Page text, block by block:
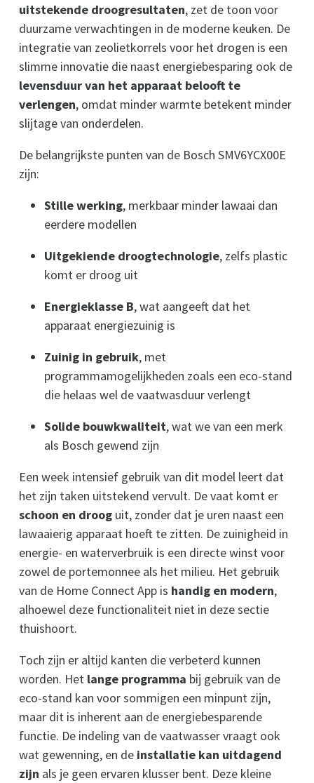
uitstekende droogresultaten, zet de toon voor
duurzame verwachtingen in de moderne keuken. De
integratie van zeolietkorrels voor het drogen is een
slimme innovatie die naast energiebesparing ook de
levensduur van het apparaat belooft te
verlengen, omdat minder warmte betekent minder
slijtage van onderdelen.
De belangrijkste punten van de Bosch SMV6YCX00E
zijn:
Stille werking, merkbaar minder lawaai dan
eerdere modellen
Uitgekiende droogtechnologie, zelfs plastic
komt er droog uit
Energieklasse B, wat aangeeft dat het
apparaat energiezuinig is
Zuinig in gebruik, met
programmamogelijkheden zoals een eco-stand
die helaas wel de vaatwasduur verlengt
Solide bouwkwaliteit, wat we van een merk
als Bosch gewend zijn
Een week intensief gebruik van dit model leert dat
het zijn taken uitstekend vervult. De vaat komt er
schoon en droog uit, zonder dat je uren naast een
lawaaierig apparaat hoeft te zitten. De zuinigheid in
energie- en waterverbruik is een directe winst voor
zowel de portemonnee als het milieu. Het gebruik
van de Home Connect App is handig en modern,
alhoewel deze functionaliteit niet in deze sectie
thuishoort.
Toch zijn er altijd kanten die verbeterd kunnen
worden. Het lange programma bij gebruik van de
eco-stand kan voor sommigen een minpunt zijn,
maar dit is inherent aan de energiebesparende
functie. De indeling van de vaatwasser vraagt ook
wat gewenning, en de installatie kan uitdagend
zijn als je geen ervaren klusser bent. Deze kleine